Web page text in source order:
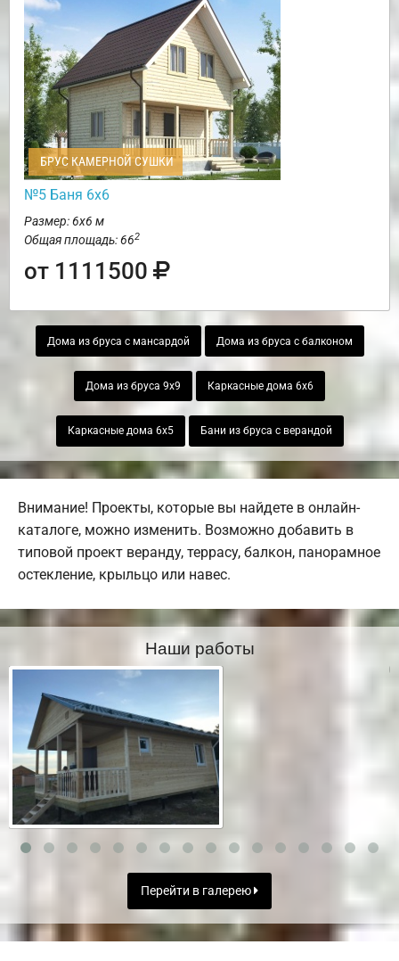
БРУС КАМЕРНОЙ СУШКИ
№5 Баня 6х6
Размер: 6х6 м
Общая площадь: 662
от 1111500
Дома из бруса с мансардой Дома из бруса с балконом
Дома из бруса 9х9 Каркасные дома 6х6
Каркасные дома 6х5 Бани из бруса с верандой
Внимание! Проекты, которые вы найдете в онлайн-
каталоге, можно изменить. Возможно добавить в
типовой проект веранду, террасу, балкон, панорамное
остекление, крыльцо или навес.
Наши работы
Перейти в галерею